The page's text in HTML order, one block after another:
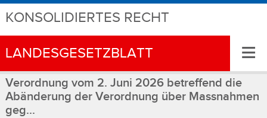
KONSOLIDIERTES RECHT
LANDESGESETZBLATT ≡
Verordnung vom 2. Juni 2026 betreffend die
Abänderung der Verordnung über Massnahmen
geg...